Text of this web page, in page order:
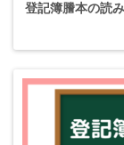
登記簿謄本の読